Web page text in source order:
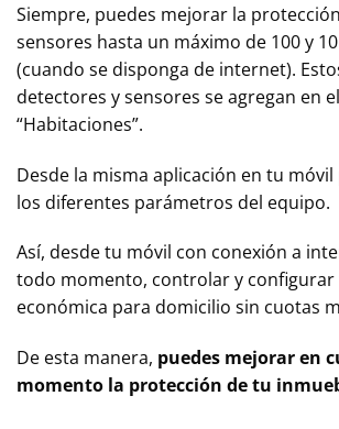
Siempre, puedes mejorar la
sensores hasta un máximo de 100 y
(cuando se disponga de internet).
detectores y sensores se agregan en
“Habitaciones”.
Desde la misma aplicación en tu
los diferentes parámetros del equipo.
Así, desde tu móvil con conexión a
todo momento, controlar y configurar
económica para domicilio sin cuotas
De esta manera, puedes mejorar en
momento la protección de tu